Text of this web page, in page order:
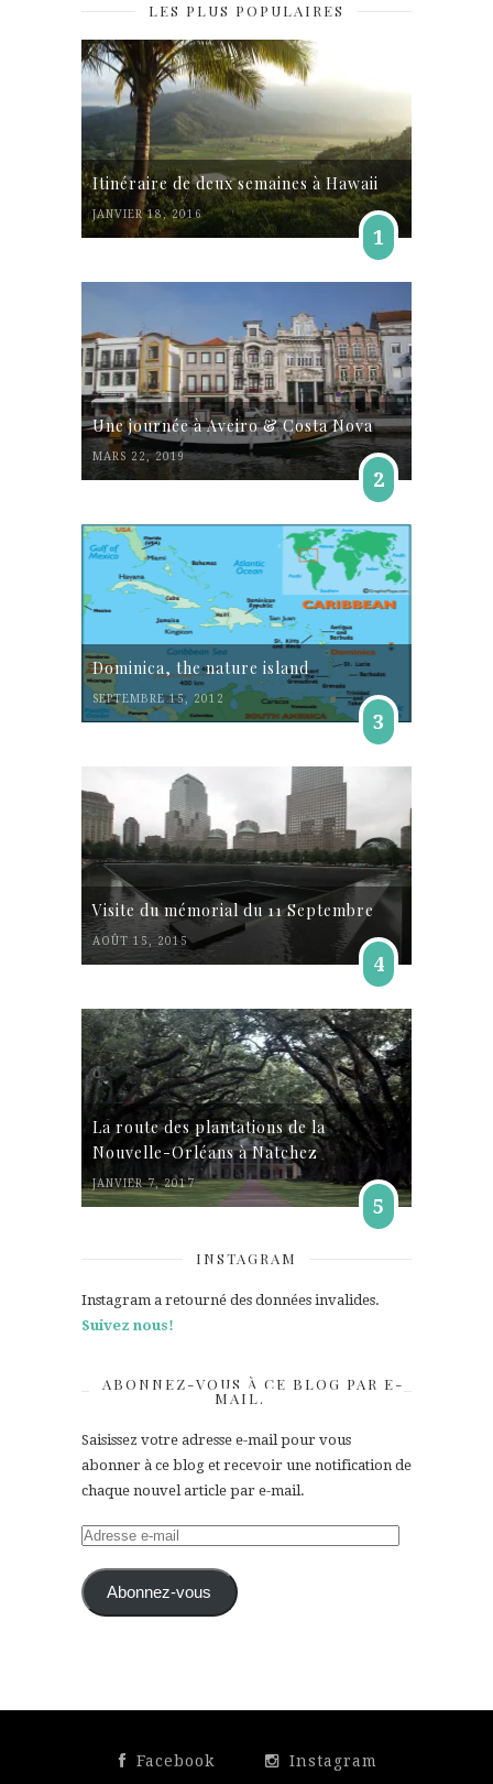
LES PLUS POPULAIRES
Itinéraire de deux semaines à Hawaii
JANVIER 18, 2016
1
Une journée à Aveiro & Costa Nova
MARS 22, 2019
2
Dominica, the nature island
SEPTEMBRE 15, 2012
3
Visite du mémorial du 11 Septembre
AOÛT 15, 2015
4
La route des plantations de la
Nouvelle-Orléans à Natchez
JANVIER 7, 2017
5
INSTAGRAM
Instagram a retourné des données invalides.
Suivez nous!
ABONNEZ-VOUS À CE BLOG PAR E-
MAIL.
Saisissez votre adresse e-mail pour vous
abonner à ce blog et recevoir une notification de
chaque nouvel article par e-mail.
Adresse
mail Abonnez-vous
Facebook Instagram